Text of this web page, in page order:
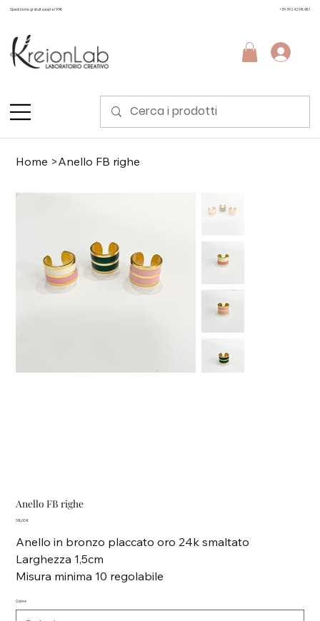
Spedizione gratuita sopra i 99€ +39 3924298481
Home >Anello FB righe
Anello FB righe
Prezzo
58,00 €
Anello in bronzo placcato oro 24k smaltato
Larghezza 1,5cm
Misura minima 10 regolabile
Colore